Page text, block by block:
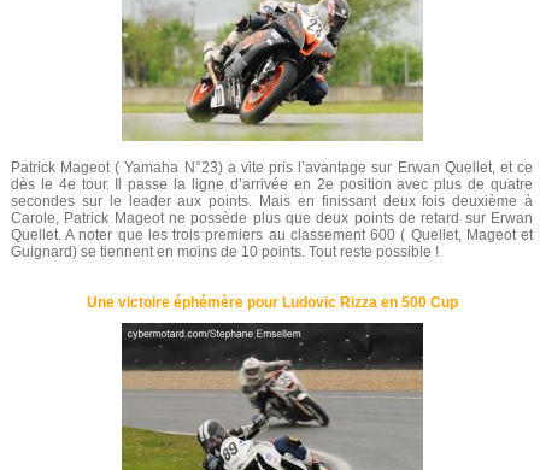
Patrick Mageot ( Yamaha N°23) a vite pris l’avantage sur Erwan Quellet, et ce
dès le 4e tour. Il passe la ligne d’arrivée en 2e position avec plus de quatre
secondes sur le leader aux points. Mais en finissant deux fois deuxième à
Carole, Patrick Mageot ne possède plus que deux points de retard sur Erwan
Quellet. A noter que les trois premiers au classement 600 ( Quellet, Mageot et
Guignard) se tiennent en moins de 10 points. Tout reste possible !
Une victoire éphémère pour Ludovic Rizza en 500 Cup